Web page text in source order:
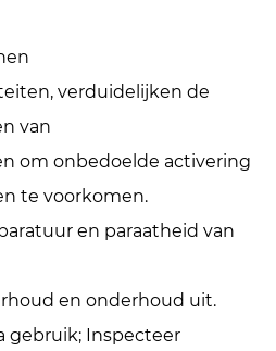
verduidelijken de
van
om onbedoelde activering
te voorkomen.
en paraatheid van
en onderhoud uit.
gebruik; Inspecteer